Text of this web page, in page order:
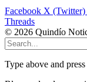
Facebook X (Twitter)
Threads
© 2026 Quindío
Type above and press